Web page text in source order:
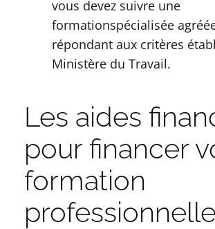
vous devez suivre une
formationspécialisée
répondant aux critères
Ministère du Travail.
Les aides
pour financer
formation